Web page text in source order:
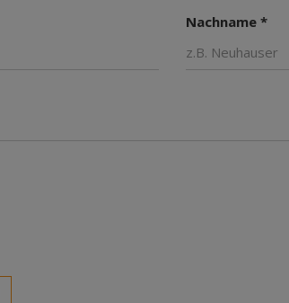
Nachname *